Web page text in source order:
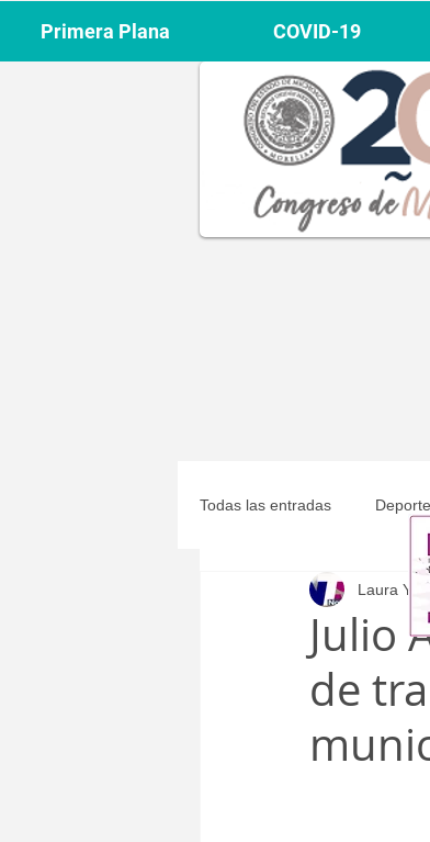
Todas las entradas
Michoacán
Julio
de
Laura
Primera Plana COVID-19